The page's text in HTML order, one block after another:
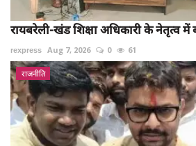
रायबरेली-खंड शिक्षा अधिकारी के नेतृत्व
rexpress Aug 7, 2026 0 61
राजनीति